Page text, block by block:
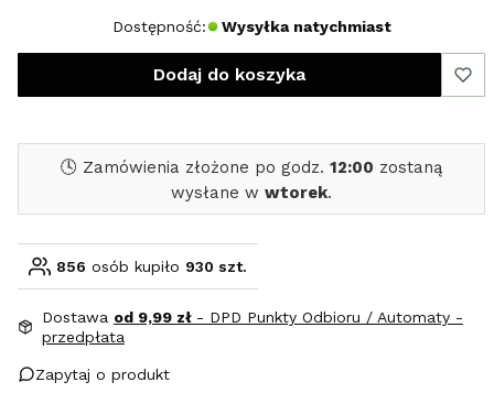
Dostępność: Wysyłka natychmiast
Dodaj do koszyka
🕓 Zamówienia złożone po godz. 12:00 zostaną
wysłane w wtorek.
856 osób kupiło 930 szt.
Dostawa od 9,99 zł - DPD Punkty Odbioru / Automaty -
przedpłata
Zapytaj o produkt